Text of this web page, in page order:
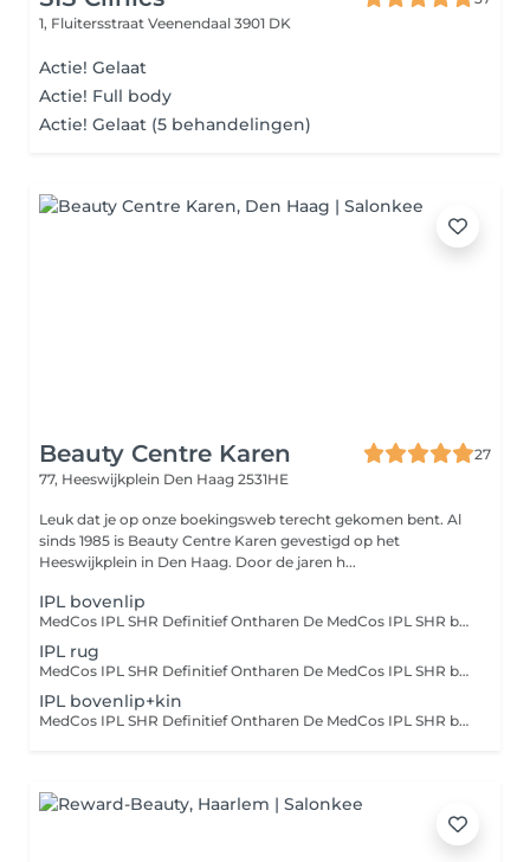
1, Fluitersstraat Veenendaal 3901 DK
Actie! Gelaat
Actie! Full body
Actie! Gelaat (5 behandelingen)
Beauty Centre Karen
27
77, Heeswijkplein Den Haag 2531HE
Leuk dat je op onze boekingsweb terecht gekomen bent. Al
sinds 1985 is Beauty Centre Karen gevestigd op het
Heeswijkplein in Den Haag. Door de jaren h...
IPL bovenlip
MedCos IPL SHR Definitief Ontharen De MedCos IPL SHR behandeling is een veilige en effectieve manier om ongewenste haargroei duurzaam te verminderen. Met geavanceerde lichttechnologie worden haarzakjes nauwkeurig behandeld, waardoor haargroei aanzienlijk afneemt en de huid glad en verzorgd blijft. Geschikt voor verschillende huidtypes en gebieden, voor een langdurig haarvrije, zachte huid.
IPL rug
MedCos IPL SHR Definitief Ontharen De MedCos IPL SHR behandeling is een veilige en effectieve manier om ongewenste haargroei duurzaam te verminderen. Met geavanceerde lichttechnologie worden haarzakjes nauwkeurig behandeld, waardoor haargroei aanzienlijk afneemt en de huid glad en verzorgd blijft. Geschikt voor verschillende huidtypes en gebieden, voor een langdurig haarvrije, zachte huid.
IPL bovenlip+kin
MedCos IPL SHR Definitief Ontharen De MedCos IPL SHR behandeling is een veilige en effectieve manier om ongewenste haargroei duurzaam te verminderen. Met geavanceerde lichttechnologie worden haarzakjes nauwkeurig behandeld, waardoor haargroei aanzienlijk afneemt en de huid glad en verzorgd blijft. Geschikt voor verschillende huidtypes en gebieden, voor een langdurig haarvrije, zachte huid.